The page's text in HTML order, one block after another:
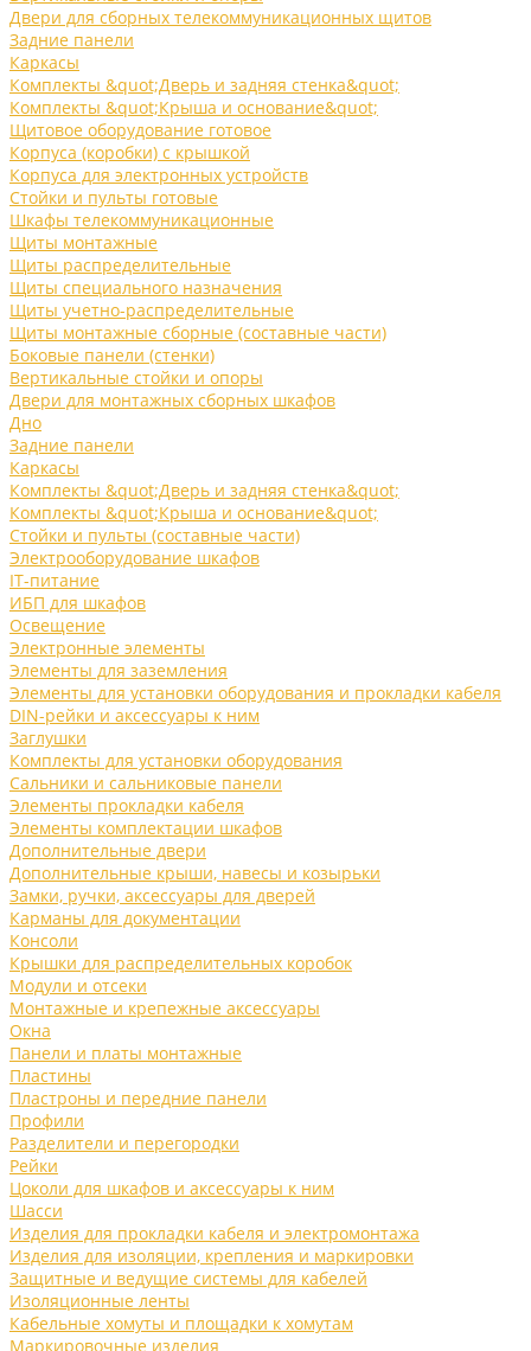
Двери для сборных телекоммуникационных щитов
Задние панели
Каркасы
Комплекты &quot;Дверь и задняя стенка&quot;
Комплекты &quot;Крыша и основание&quot;
Щитовое оборудование готовое
Корпуса (коробки) с крышкой
Корпуса для электронных устройств
Стойки и пульты готовые
Шкафы телекоммуникационные
Щиты монтажные
Щиты распределительные
Щиты специального назначения
Щиты учетно-распределительные
Щиты монтажные сборные (составные части)
Боковые панели (стенки)
Вертикальные стойки и опоры
Двери для монтажных сборных шкафов
Дно
Задние панели
Каркасы
Комплекты &quot;Дверь и задняя стенка&quot;
Комплекты &quot;Крыша и основание&quot;
Стойки и пульты (составные части)
Электрооборудование шкафов
IT-питание
ИБП для шкафов
Освещение
Электронные элементы
Элементы для заземления
Элементы для установки оборудования и прокладки кабеля
DIN-рейки и аксессуары к ним
Заглушки
Комплекты для установки оборудования
Сальники и сальниковые панели
Элементы прокладки кабеля
Элементы комплектации шкафов
Дополнительные двери
Дополнительные крыши, навесы и козырьки
Замки, ручки, аксессуары для дверей
Карманы для документации
Консоли
Крышки для распределительных коробок
Модули и отсеки
Монтажные и крепежные аксессуары
Окна
Панели и платы монтажные
Пластины
Пластроны и передние панели
Профили
Разделители и перегородки
Рейки
Цоколи для шкафов и аксессуары к ним
Шасси
Изделия для прокладки кабеля и электромонтажа
Изделия для изоляции, крепления и маркировки
Защитные и ведущие системы для кабелей
Изоляционные ленты
Кабельные хомуты и площадки к хомутам
Маркировочные изделия